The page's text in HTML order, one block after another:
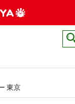
ログイン／会員登録
東京